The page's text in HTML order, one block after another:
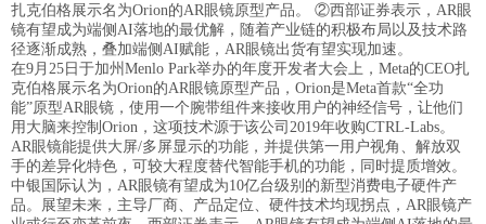
扎克伯格展示名为Orion的AR眼镜原型产品。 ②西部证券表示，AR眼
镜有望成为端侧AI落地的最优解，随着产业链的积极布局以及技术路
径逐渐成熟，叠加端侧AI赋能，AR眼镜出货有望实现加速。
在9月25日于加州Menlo Park举办的年度开发者大会上，Meta的CEO扎
克伯格展示名为Orion的AR眼镜原型产品，Orion是Meta首款“全功
能”原型AR眼镜，使用一个腕带组件来接收用户的神经信号，让他们
用大脑来控制Orion，这项技术源于该公司2019年收购CTRL-Labs。
AR眼镜能提供大屏/多屏显示的功能，并提供第一用户视角、解放双
手的差异化特色，可较大程度替代智能手机的功能，同时提质增效。
中银国际认为，AR眼镜有望成为10亿台级别的新型消费电子硬件产
品。展望未来，主导厂商、产品定位、硬件技术均现拐点，AR眼镜产